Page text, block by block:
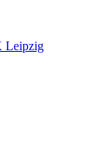
Leipzig